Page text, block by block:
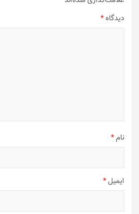
دیدگاه*
نام*
ایمیل*